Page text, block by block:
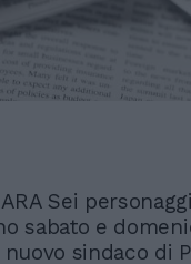
Sei
sabato e
sindaco di